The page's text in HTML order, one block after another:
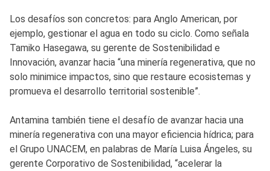
Los desafíos son concretos: para Anglo American, por
ejemplo, gestionar el agua en todo su ciclo. Como señala
Tamiko Hasegawa, su gerente de Sostenibilidad e
Innovación, avanzar hacia “una minería regenerativa, que no
solo minimice impactos, sino que restaure ecosistemas y
promueva el desarrollo territorial sostenible”.
Antamina también tiene el desafío de avanzar hacia una
minería regenerativa con una mayor eficiencia hídrica; para
el Grupo UNACEM, en palabras de María Luisa Ángeles, su
gerente Corporativo de Sostenibilidad, “acelerar la